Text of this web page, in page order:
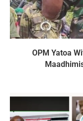
OPM Yatoa